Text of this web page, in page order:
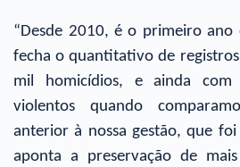
“Desde 2010, é o primeiro ano
fecha o quantitativo de
mil homicídios, e ainda com
violentos quando
anterior à nossa gestão, que
aponta a preservação de